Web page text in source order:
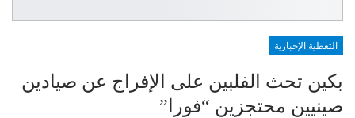
التغطية الإخبارية
بكين تحث الفلبين على الإفراج عن صيادين
صينيين محتجزين “فورا”